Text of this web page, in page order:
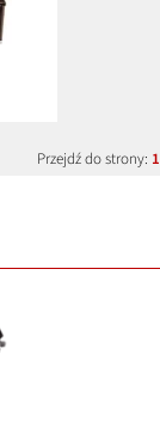
Przejdź do strony: 1